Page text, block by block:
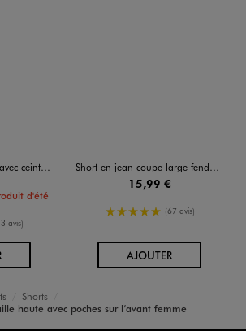
LuluCastagnette
d'été
avis)
AU PANIER
Short en jean coupe large fendu sur les côtés femme
15,99 €
5/5 de moyenne
(67 avis)
AJOUTERAU PANIER
Shorts
haute avec poches sur l’avant femme